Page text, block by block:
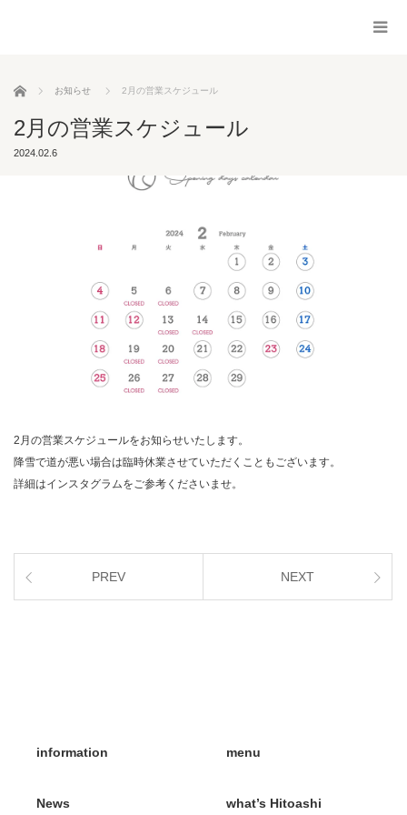
ホーム お知らせ 2月の営業スケジュール
2月の営業スケジュール
2024.02.6
2月の営業スケジュールをお知らせいたします。
降雪で道が悪い場合は臨時休業させていただくこともございます。
詳細はインスタグラムをご参考くださいませ。
PREV NEXT
information menu
News what’s Hitoashi